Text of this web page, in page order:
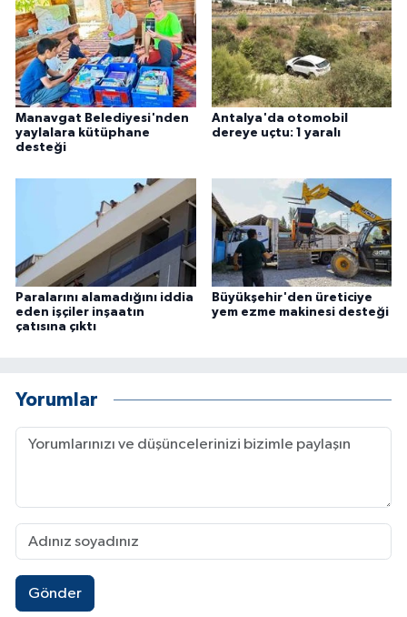
Manavgat Belediyesi'nden
yaylalara kütüphane
desteği
Antalya'da otomobil
dereye uçtu: 1 yaralı
Paralarını alamadığını iddia
eden işçiler inşaatın
çatısına çıktı
Büyükşehir'den üreticiye
yem ezme makinesi desteği
Yorumlar
Gönder